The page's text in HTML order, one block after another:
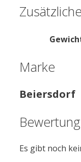
Marke
Beiersdorf
Es gibt noch